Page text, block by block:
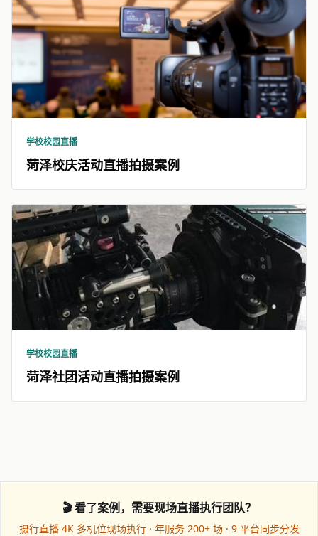
学校校园直播
菏泽校庆活动直播拍摄案例
学校校园直播
菏泽社团活动直播拍摄案例
🎬 看了案例，需要现场直播执行团队？
摄行直播 4K 多机位现场执行 · 年服务 200+ 场 · 9 平台同步分发